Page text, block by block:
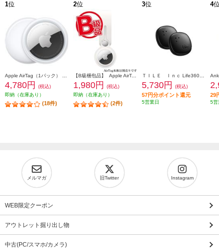
1位
4,780円
(税込)
即納（在庫あり）
(18件)
2位
【B級梱包品】 Apple AirTag 純正アクセサリー【AirTag ループ/ホワイト】 MX4F2FE-A
1,980円
(税込)
即納（在庫あり）
(2件)
3位
5,730円 (税込)
57円分ポイント還元
5営業日
4
29
5営
メルマガ 旧Twitter Instagram
WEB限定クーポン
アウトレット掘り出し物
中古(PC/スマホ/カメラ)